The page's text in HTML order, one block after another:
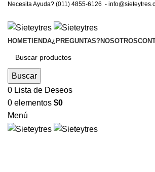
Necesita Ayuda? (011) 4855-6126 -
HOMETIENDA¿PREGUNTAS?NOSOTROS
Buscar
0 Lista de Deseos
0 elementos $0
Menú